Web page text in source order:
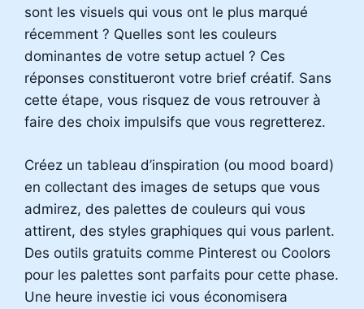
sont les visuels qui vous ont le plus marqué
récemment ? Quelles sont les couleurs
dominantes de votre setup actuel ? Ces
réponses constitueront votre brief créatif. Sans
cette étape, vous risquez de vous retrouver à
faire des choix impulsifs que vous regretterez.
Créez un tableau d’inspiration (ou mood board)
en collectant des images de setups que vous
admirez, des palettes de couleurs qui vous
attirent, des styles graphiques qui vous parlent.
Des outils gratuits comme Pinterest ou Coolors
pour les palettes sont parfaits pour cette phase.
Une heure investie ici vous économisera